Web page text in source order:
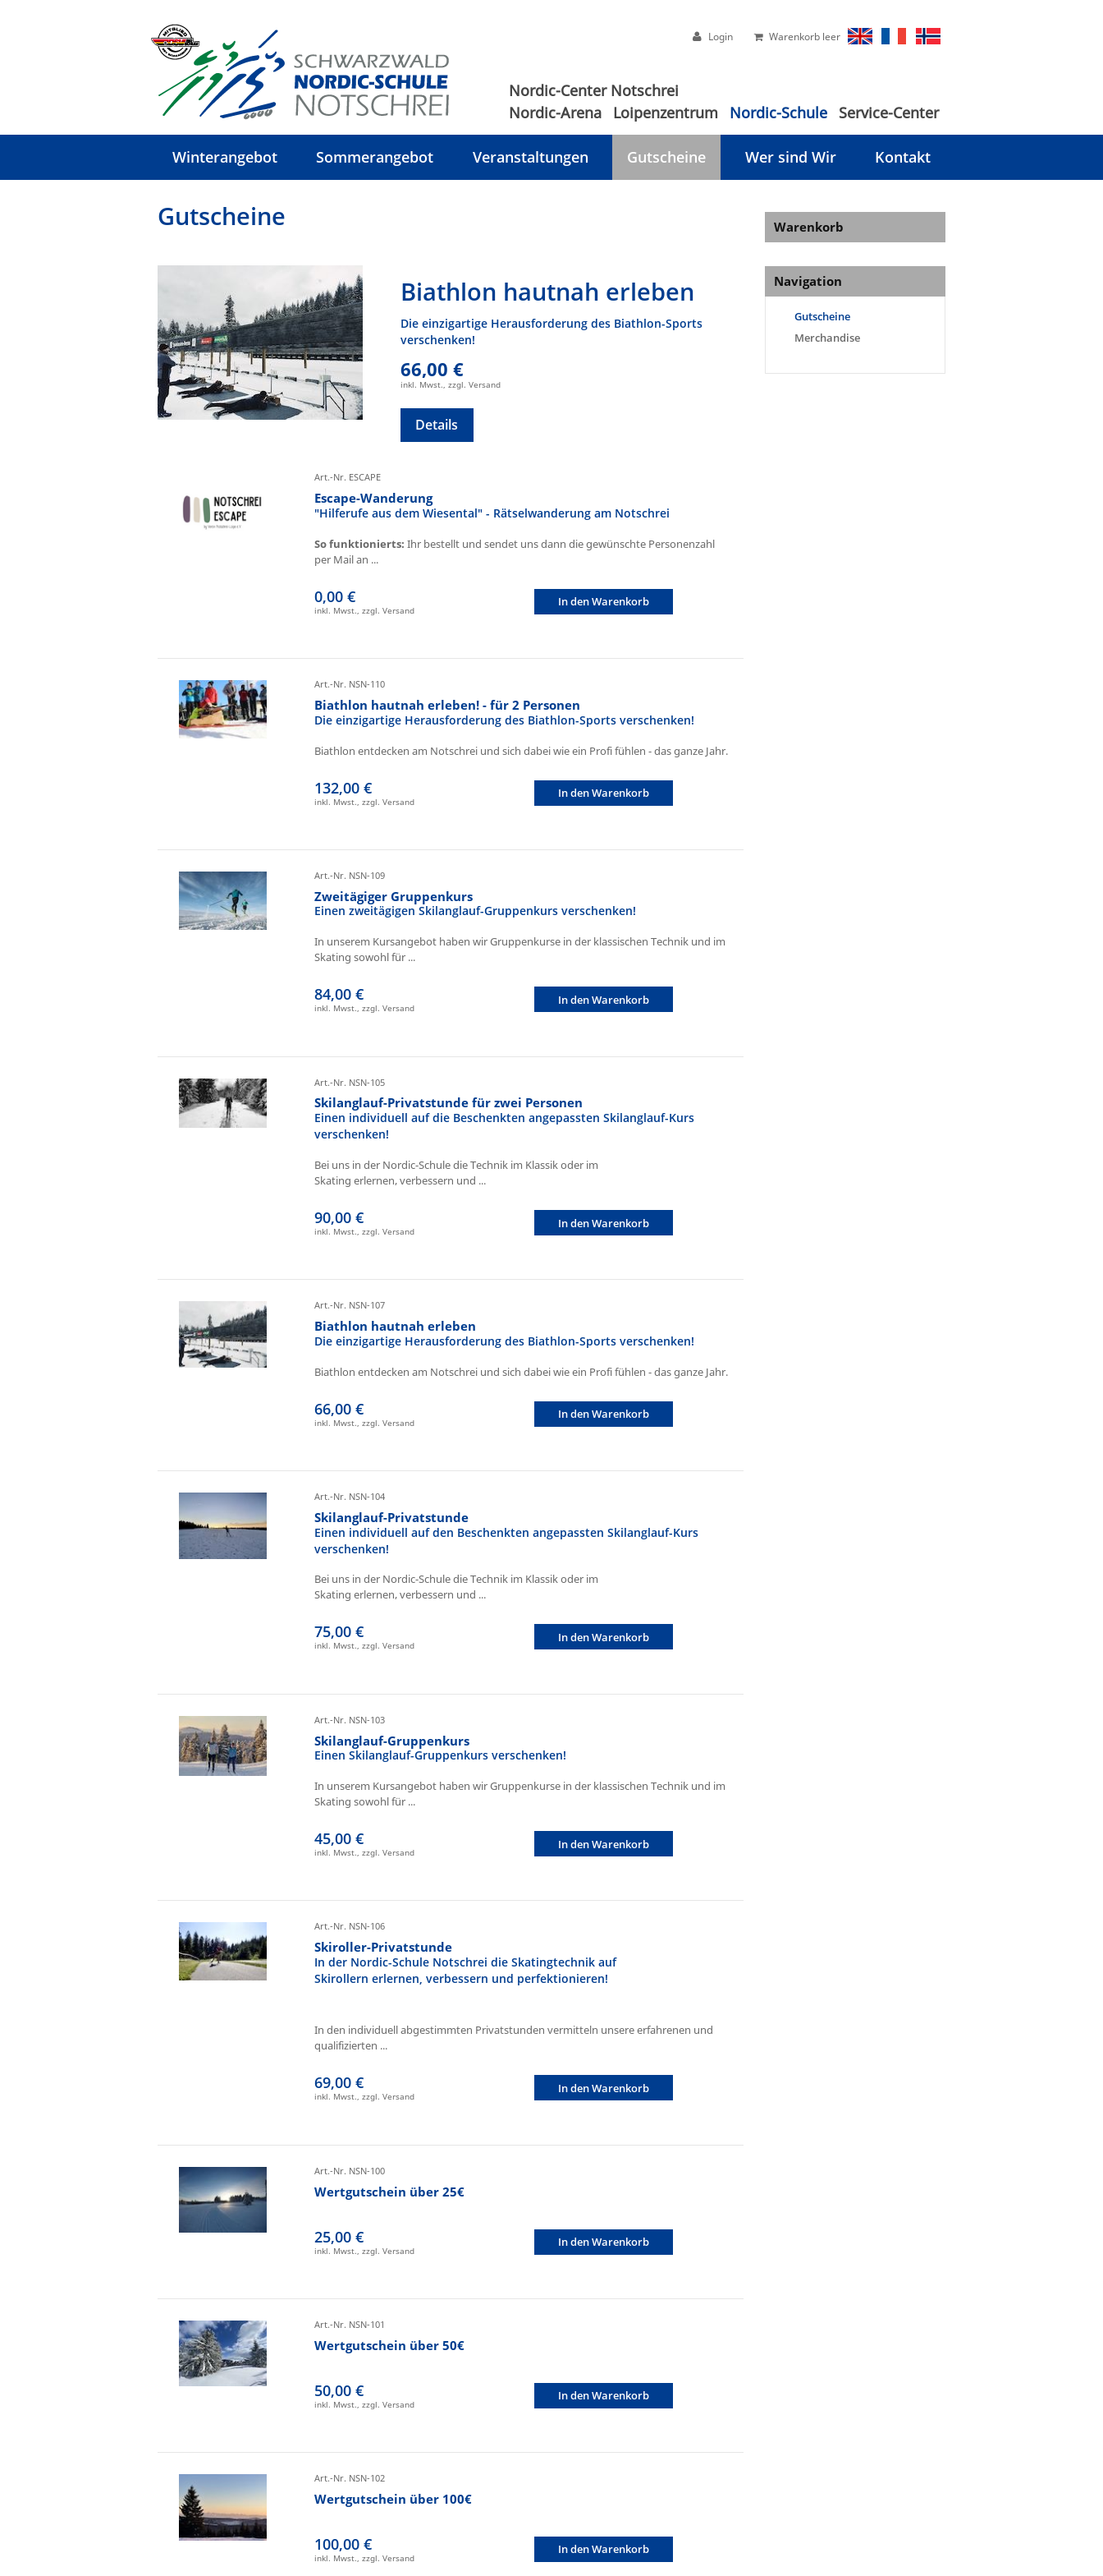
Login Warenkorb leer
Nordic-Center Notschrei
Nordic-Arena
Loipenzentrum Nordic-Schule Service-Center
Winterangebot Sommerangebot Veranstaltungen Gutscheine Wer sind Wir Kontakt
Gutscheine
Biathlon hautnah erleben
Die einzigartige Herausforderung des Biathlon-Sports
verschenken!
66,00 €
inkl. Mwst., zzgl. Versand
Details
Art.-Nr. ESCAPE
Escape-Wanderung
"Hilferufe aus dem Wiesental" - Rätselwanderung am Notschrei
So funktionierts: Ihr bestellt und sendet uns dann die gewünschte Personenzahl
per Mail an ...
0,00 €
inkl. Mwst., zzgl. Versand
In den Warenkorb
Art.-Nr. NSN-110
Biathlon hautnah erleben! - für 2 Personen
Die einzigartige Herausforderung des Biathlon-Sports verschenken!
Biathlon entdecken am Notschrei und sich dabei wie ein Profi fühlen - das ganze Jahr.
132,00 €
inkl. Mwst., zzgl. Versand
In den Warenkorb
Art.-Nr. NSN-109
Zweitägiger Gruppenkurs
Einen zweitägigen Skilanglauf-Gruppenkurs verschenken!
In unserem Kursangebot haben wir Gruppenkurse in der klassischen Technik und im
Skating sowohl für ...
84,00 €
inkl. Mwst., zzgl. Versand
In den Warenkorb
Art.-Nr. NSN-105
Skilanglauf-Privatstunde für zwei Personen
Einen individuell auf die Beschenkten angepassten Skilanglauf-Kurs
verschenken!
Bei uns in der Nordic-Schule die Technik im Klassik oder im
Skating erlernen, verbessern und ...
90,00 €
inkl. Mwst., zzgl. Versand
In den Warenkorb
Art.-Nr. NSN-107
Biathlon hautnah erleben
Die einzigartige Herausforderung des Biathlon-Sports verschenken!
Biathlon entdecken am Notschrei und sich dabei wie ein Profi fühlen - das ganze Jahr.
66,00 €
inkl. Mwst., zzgl. Versand
In den Warenkorb
Art.-Nr. NSN-104
Skilanglauf-Privatstunde
Einen individuell auf den Beschenkten angepassten Skilanglauf-Kurs
verschenken!
Bei uns in der Nordic-Schule die Technik im Klassik oder im
Skating erlernen, verbessern und ...
75,00 €
inkl. Mwst., zzgl. Versand
In den Warenkorb
Art.-Nr. NSN-103
Skilanglauf-Gruppenkurs
Einen Skilanglauf-Gruppenkurs verschenken!
In unserem Kursangebot haben wir Gruppenkurse in der klassischen Technik und im
Skating sowohl für ...
45,00 €
inkl. Mwst., zzgl. Versand
In den Warenkorb
Art.-Nr. NSN-106
Skiroller-Privatstunde
In der Nordic-Schule Notschrei die Skatingtechnik auf
Skirollern erlernen, verbessern und perfektionieren!
In den individuell abgestimmten Privatstunden vermitteln unsere erfahrenen und
qualifizierten ...
69,00 €
inkl. Mwst., zzgl. Versand
In den Warenkorb
Art.-Nr. NSN-100
Wertgutschein über 25€
25,00 €
inkl. Mwst., zzgl. Versand
In den Warenkorb
Art.-Nr. NSN-101
Wertgutschein über 50€
50,00 €
inkl. Mwst., zzgl. Versand
In den Warenkorb
Art.-Nr. NSN-102
Wertgutschein über 100€
100,00 €
inkl. Mwst., zzgl. Versand
In den Warenkorb
Warenkorb
Navigation
Gutscheine
Merchandise